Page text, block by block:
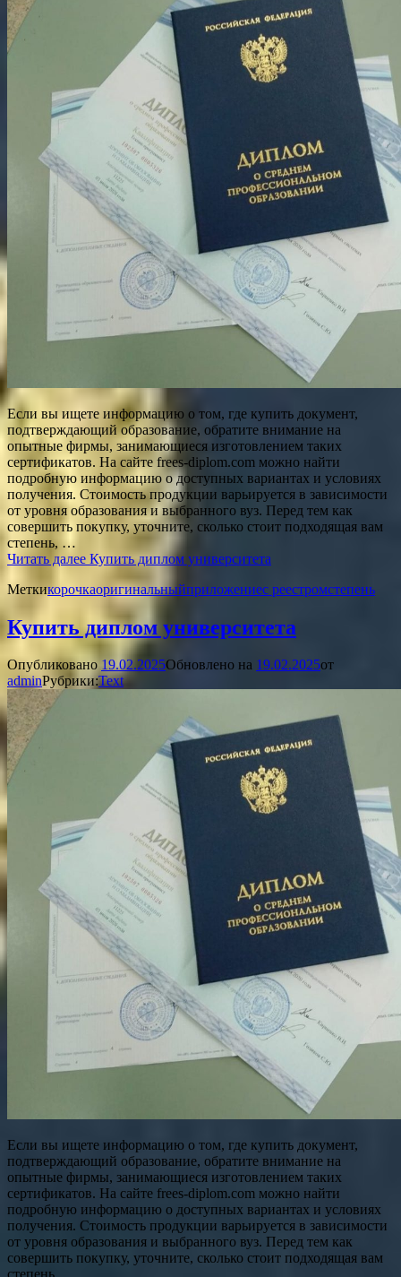
Если вы ищете информацию о том, где купить документ,
подтверждающий образование, обратите внимание на
опытные фирмы, занимающиеся изготовлением таких
сертификатов. На сайте frees-diplom.com можно найти
подробную информацию о доступных вариантах и условиях
получения. Стоимость продукции варьируется в зависимости
от уровня образования и выбранного вуз. Перед тем как
совершить покупку, уточните, сколько стоит подходящая вам
степень, …
Читать далее Купить диплом университета
Меткикорочкаоригинальныйприложениес реестромстепень
Купить диплом университета
Опубликовано 19.02.2025Обновлено на 19.02.2025от
adminРубрики:Text
Если вы ищете информацию о том, где купить документ,
подтверждающий образование, обратите внимание на
опытные фирмы, занимающиеся изготовлением таких
сертификатов. На сайте frees-diplom.com можно найти
подробную информацию о доступных вариантах и условиях
получения. Стоимость продукции варьируется в зависимости
от уровня образования и выбранного вуз. Перед тем как
совершить покупку, уточните, сколько стоит подходящая вам